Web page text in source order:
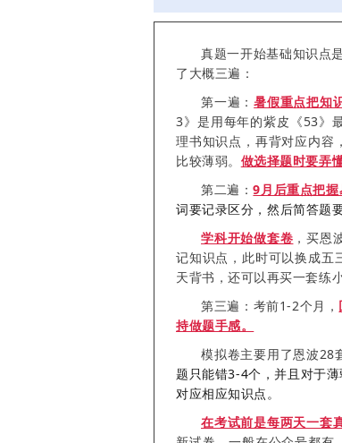
真题一开始基础知识点
了大概三遍：
第一遍：暑假重点把知
3》是用每年的紫皮《53》
理书知识点，再背对应内容
比较薄弱。 做选择题时要弄
第二遍：9月后重点把
词要记录区分，然后简答题
学科开始做套卷 ，买恩
记知识点，此时可以换成五
天背书，还可以再买一套练
第三遍：考前1-2个月，
持做题手感。
模拟卷主要用了恩波28
题只能错3-4个，并且对于
对应相应知识点。
在考试前是每两天一套